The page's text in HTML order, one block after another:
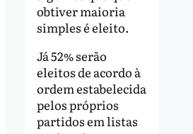
obtiver maioria
simples é eleito.
Já 52% serão
eleitos de acordo à
ordem estabelecida
pelos próprios
partidos em listas